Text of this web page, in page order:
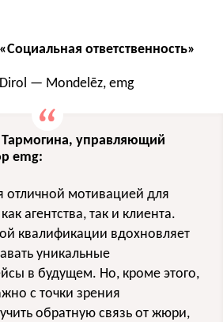
ответственность»
— Mondelēz, emg
Тармогина, управляющий
emg:
отличной мотивацией для
агентства, так и клиента.
квалификации вдохновляет
уникальные
в будущем. Но, кроме этого,
с точки зрения
обратную связь от жюри,